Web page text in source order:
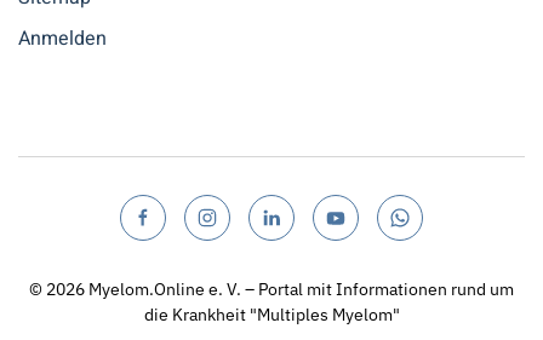
Anmelden
© 2026 Myelom.Online e. V. – Portal mit Informationen rund um
die Krankheit "Multiples Myelom"